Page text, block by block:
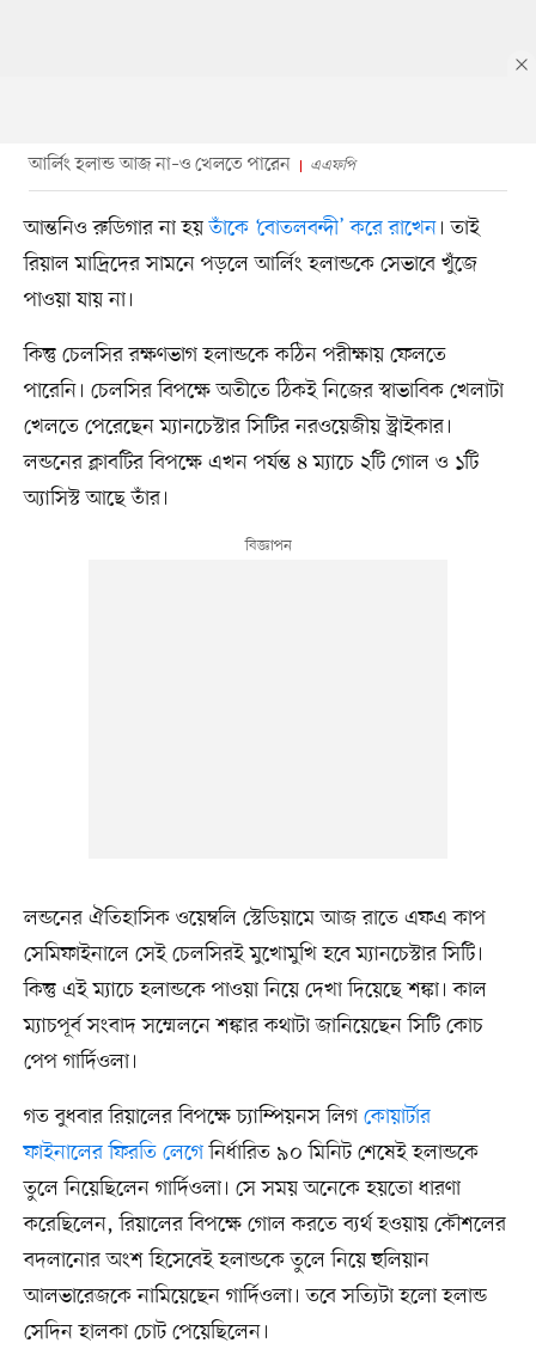
আর্লিং হলান্ড আজ না–ও খেলতে পারেন এএফপি
আন্তনিও রুডিগার না হয়তাঁকে ‘বোতলবন্দী’ করে রাখেন। তাই
রিয়াল মাদ্রিদের সামনে পড়লে আর্লিং হলান্ডকে সেভাবে খুঁজে
পাওয়া যায় না।
কিন্তু চেলসির রক্ষণভাগ হলান্ডকে কঠিন পরীক্ষায় ফেলতে
পারেনি। চেলসির বিপক্ষে অতীতে ঠিকই নিজের স্বাভাবিক খেলাটা
খেলতে পেরেছেন ম্যানচেস্টার সিটির নরওয়েজীয় স্ট্রাইকার।
লন্ডনের ক্লাবটির বিপক্ষে এখন পর্যন্ত ৪ ম্যাচে ২টি গোল ও ১টি
অ্যাসিস্ট আছে তাঁর।
লন্ডনের ঐতিহাসিক ওয়েম্বলি স্টেডিয়ামে আজ রাতে এফএ কাপ
সেমিফাইনালে সেই চেলসিরই মুখোমুখি হবে ম্যানচেস্টার সিটি।
কিন্তু এই ম্যাচে হলান্ডকে পাওয়া নিয়ে দেখা দিয়েছে শঙ্কা। কাল
ম্যাচপূর্ব সংবাদ সম্মেলনে শঙ্কার কথাটা জানিয়েছেন সিটি কোচ
পেপ গার্দিওলা।
গত বুধবার রিয়ালের বিপক্ষে চ্যাম্পিয়নস লিগ কোয়ার্টার
ফাইনালের ফিরতি লেগেনির্ধারিত ৯০ মিনিট শেষেই হলান্ডকে
তুলে নিয়েছিলেন গার্দিওলা। সে সময় অনেকে হয়তো ধারণা
করেছিলেন, রিয়ালের বিপক্ষে গোল করতে ব্যর্থ হওয়ায় কৌশলের
বদলানোর অংশ হিসেবেই হলান্ডকে তুলে নিয়ে হুলিয়ান
আলভারেজকে নামিয়েছেন গার্দিওলা। তবে সত্যিটা হলো হলান্ড
সেদিন হালকা চোট পেয়েছিলেন।